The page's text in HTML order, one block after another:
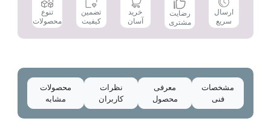
ارسال
سریع
رضایت
مشتری
خرید
آسان
تضمین
کیفیت
تنوع
محصولات
مشخصات
فنی
معرفی
محصول
نظرات
کاربران
محصولات
مشابه